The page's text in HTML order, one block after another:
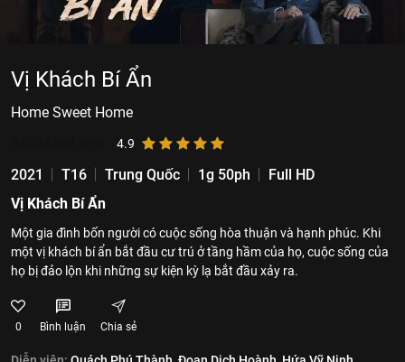
Vị Khách Bí Ẩn
Home Sweet Home
4.9
2021 T16 Trung Quốc 1g 50ph
Full HD
Vị Khách Bí Ẩn
Một gia đình bốn người có cuộc sống hòa thuận và hạnh phúc. Khi
một vị khách bí ẩn bắt đầu cư trú ở tầng hầm của họ, cuộc sống của
họ bị đảo lộn khi những sự kiện kỳ lạ bắt đầu xảy ra.
0 Bình luận Chia sẻ